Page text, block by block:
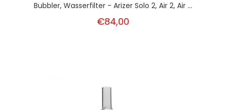
Bubbler, Wasserfilter - Arizer Solo 2, Air 2, Air ...
€84,00